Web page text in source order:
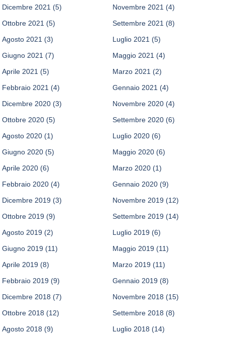
Dicembre 2021 (5) Novembre 2021 (4)
Ottobre 2021 (5) Settembre 2021 (8)
Agosto 2021 (3) Luglio 2021 (5)
Giugno 2021 (7) Maggio 2021 (4)
Aprile 2021 (5) Marzo 2021 (2)
Febbraio 2021 (4) Gennaio 2021 (4)
Dicembre 2020 (3) Novembre 2020 (4)
Ottobre 2020 (5) Settembre 2020 (6)
Agosto 2020 (1) Luglio 2020 (6)
Giugno 2020 (5) Maggio 2020 (6)
Aprile 2020 (6) Marzo 2020 (1)
Febbraio 2020 (4) Gennaio 2020 (9)
Dicembre 2019 (3) Novembre 2019 (12)
Ottobre 2019 (9) Settembre 2019 (14)
Agosto 2019 (2) Luglio 2019 (6)
Giugno 2019 (11) Maggio 2019 (11)
Aprile 2019 (8) Marzo 2019 (11)
Febbraio 2019 (9) Gennaio 2019 (8)
Dicembre 2018 (7) Novembre 2018 (15)
Ottobre 2018 (12) Settembre 2018 (8)
Agosto 2018 (9) Luglio 2018 (14)